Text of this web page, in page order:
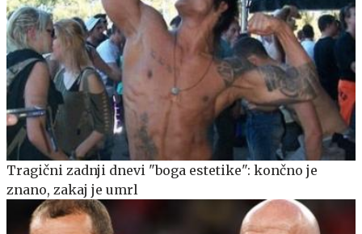
Tragični zadnji dnevi "boga estetike": končno je
znano, zakaj je umrl